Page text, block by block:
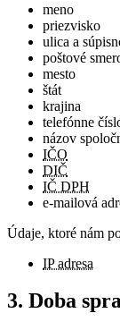
meno
priezvisko
ulica a
poštové
mesto
štát
krajina
telefónne
názov
IČO
DIČ
IČ DPH
e-mailová
Údaje, ktoré nám
IP adresa
3. Doba